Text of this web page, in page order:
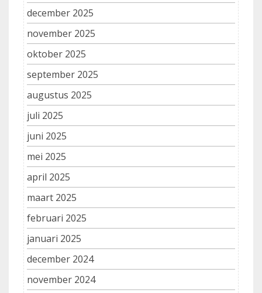
december 2025
november 2025
oktober 2025
september 2025
augustus 2025
juli 2025
juni 2025
mei 2025
april 2025
maart 2025
februari 2025
januari 2025
december 2024
november 2024